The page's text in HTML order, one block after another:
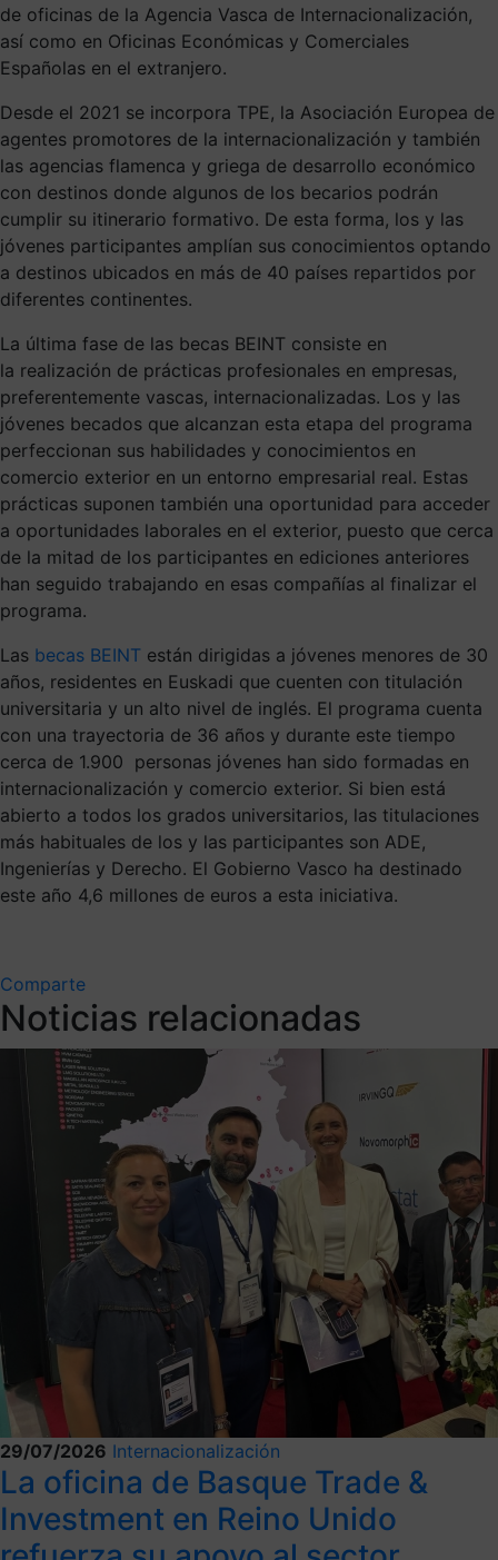
de oficinas de la Agencia Vasca de Internacionalización,
así como en Oficinas Económicas y Comerciales
Españolas en el extranjero.
Desde el 2021 se incorpora TPE, la Asociación Europea de
agentes promotores de la internacionalización y también
las agencias flamenca y griega de desarrollo económico
con destinos donde algunos de los becarios podrán
cumplir su itinerario formativo. De esta forma, los y las
jóvenes participantes amplían sus conocimientos optando
a destinos ubicados en más de 40 países repartidos por
diferentes continentes.
La última fase de las becas BEINT consiste en
la realización de prácticas profesionales en empresas,
preferentemente vascas, internacionalizadas. Los y las
jóvenes becados que alcanzan esta etapa del programa
perfeccionan sus habilidades y conocimientos en
comercio exterior en un entorno empresarial real. Estas
prácticas suponen también una oportunidad para acceder
a oportunidades laborales en el exterior, puesto que cerca
de la mitad de los participantes en ediciones anteriores
han seguido trabajando en esas compañías al finalizar el
programa.
Las becas BEINT están dirigidas a jóvenes menores de 30
años, residentes en Euskadi que cuenten con titulación
universitaria y un alto nivel de inglés. El programa cuenta
con una trayectoria de 36 años y durante este tiempo
cerca de 1.900 personas jóvenes han sido formadas en
internacionalización y comercio exterior. Si bien está
abierto a todos los grados universitarios, las titulaciones
más habituales de los y las participantes son ADE,
Ingenierías y Derecho. El Gobierno Vasco ha destinado
este año 4,6 millones de euros a esta iniciativa.
Comparte
Noticias relacionadas
29/07/2026 Internacionalización
La oficina de Basque Trade &
Investment en Reino Unido